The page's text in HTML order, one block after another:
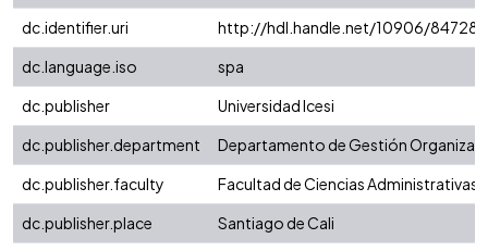
dc.identifier.uri
http://hdl.handle.net/10906/84728
dc.language.iso
spa
dc.publisher
Universidad Icesi
dc.publisher.department
Departamento de Gestión
dc.publisher.faculty
Facultad de Ciencias Administrativas
dc.publisher.place
Santiago de Cali